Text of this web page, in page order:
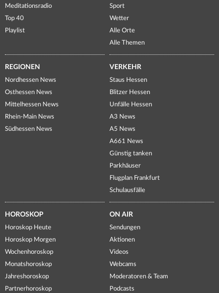
Meditationsradio
Top 40
Playlist
Sport
Wetter
Alle Orte
Alle Themen
REGIONEN
Nordhessen News
Osthessen News
Mittelhessen News
Rhein-Main News
Südhessen News
VERKEHR
Staus Hessen
Blitzer Hessen
Unfälle Hessen
A3 News
A5 News
A661 News
Günstig tanken
Parkhäuser
Flugplan Frankfurt
Schulausfälle
HOROSKOP
Horoskop Heute
Horoskop Morgen
Wochenhoroskop
Monatshoroskop
Jahreshoroskop
Partnerhoroskop
ON AIR
Sendungen
Aktionen
Videos
Webcams
Moderatoren & Team
Podcasts